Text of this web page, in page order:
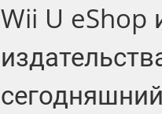
Wii U eShop